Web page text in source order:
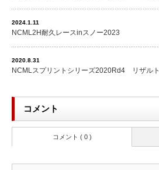
2024.1.11
NCML2H耐久レースinスノー2023
2020.8.31
NCMLスプリントシリーズ2020Rd4 リザルト
コメント
コメント ( 0 )